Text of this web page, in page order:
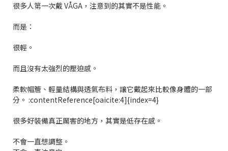
很多人第一次戴 VÅGA，注意到的其實不是性能。
而是：
很輕。
而且沒有太強烈的壓迫感。
柔軟帽簷、輕量結構與透氣布料，讓它戴起來比較像身體的一部
分。 :contentReference[oaicite:4]{index=4}
很多好裝備真正厲害的地方，其實是低存在感。
不會一直想調整。